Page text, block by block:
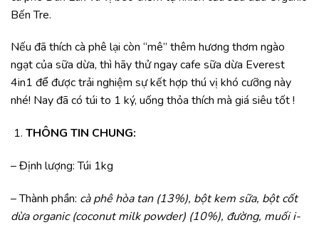
Bến Tre.
Nếu đã thích cà phê lại còn “mê” thêm hương thơm ngào
ngạt của sữa dừa, thì hãy thử ngay cafe sữa dừa Everest
4in1 để được trải nghiệm sự kết hợp thú vị khó cưỡng này
nhé! Nay đã có túi to 1 ký, uống thỏa thích mà giá siêu tốt !
THÔNG TIN CHUNG:
– Định lượng: Túi 1kg
– Thành phần: cà phê hòa tan (13%), bột kem sữa, bột cốt
dừa organic (coconut milk powder) (10%), đường, muối i-